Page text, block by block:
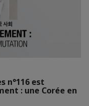
n°116 est
: une Corée en